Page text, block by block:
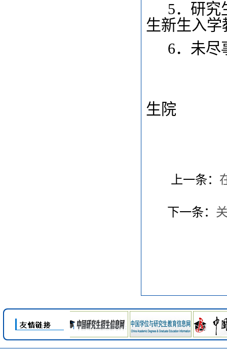
5．研究
生新生入
6．未尽
生院
上一条：
下一条：